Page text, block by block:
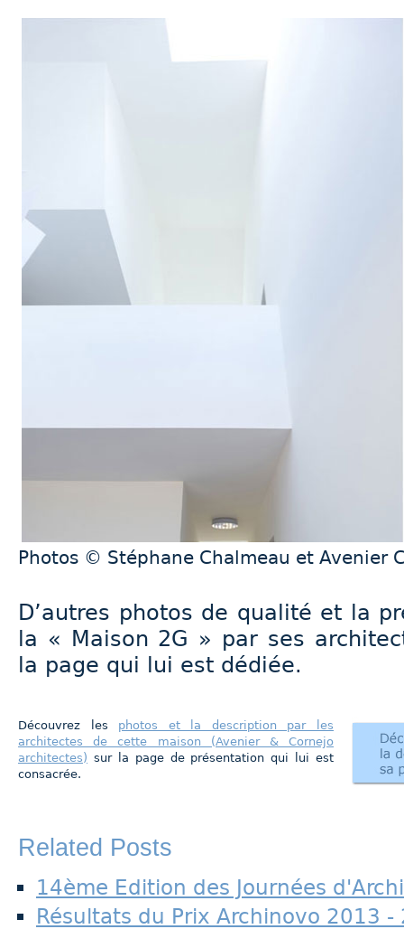
Photos © Stéphane Chalmeau et Avenier
D’autres photos de qualité et la
la « Maison 2G » par ses
la page qui lui est dédiée.
Découvrez les photos et la description par les
architectes de cette maison (Avenier & Cornejo
architectes) sur la page de présentation qui lui est
consacrée.
Related Posts
14ème Edition des Journées
Résultats du Prix Archinovo 2013 -